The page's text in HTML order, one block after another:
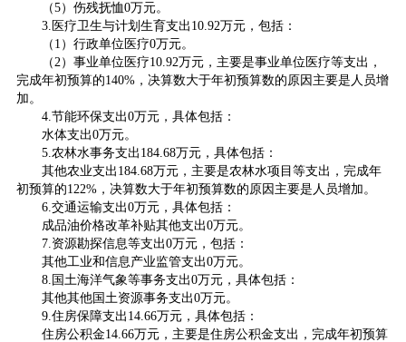
（5）伤残抚恤0万元。
3.医疗卫生与计划生育支出10.92万元，包括：
（1）行政单位医疗0万元。
（2）事业单位医疗10.92万元，主要是事业单位医疗等支出，
完成年初预算的140%，决算数大于年初预算数的原因主要是人员增
加。
4.节能环保支出0万元，具体包括：
水体支出0万元。
5.农林水事务支出184.68万元，具体包括：
其他农业支出184.68万元，主要是农林水项目等支出，完成年
初预算的122%，决算数大于年初预算数的原因主要是人员增加。
6.交通运输支出0万元，具体包括：
成品油价格改革补贴其他支出0万元。
7.资源勘探信息等支出0万元，包括：
其他工业和信息产业监管支出0万元。
8.国土海洋气象等事务支出0万元，具体包括：
其他其他国土资源事务支出0万元。
9.住房保障支出14.66万元，具体包括：
住房公积金14.66万元，主要是住房公积金支出，完成年初预算